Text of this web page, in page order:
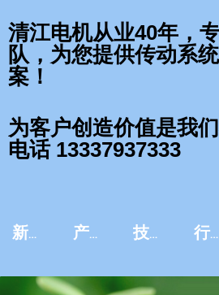
新闻资讯 产品中心 技术服务 行业应用
清江电机从业40年，
队，为您提供传动系
案！
为客户创造价值是我
电话 13337937333